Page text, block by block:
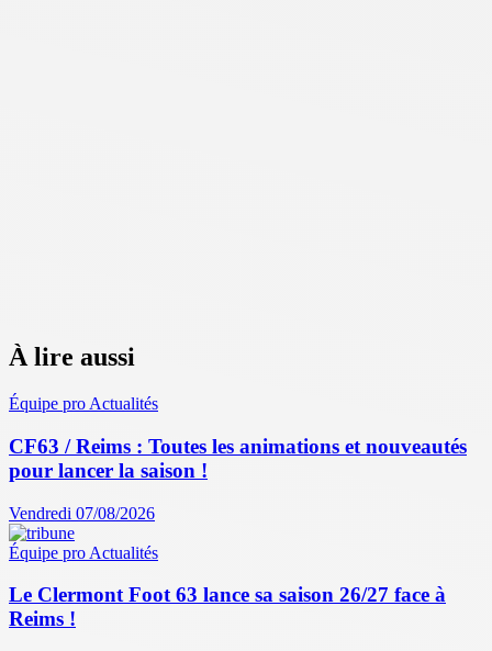
À lire aussi
Équipe pro Actualités
CF63 / Reims : Toutes les animations et nouveautés
pour lancer la saison !
Vendredi 07/08/2026
Équipe pro Actualités
Le Clermont Foot 63 lance sa saison 26/27 face à
Reims !